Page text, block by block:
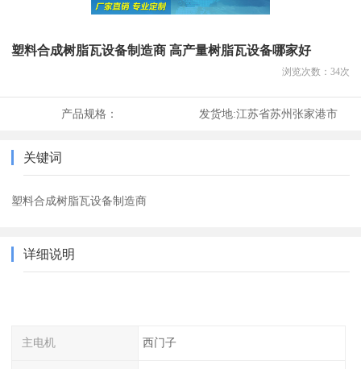
塑料合成树脂瓦设备制造商 高产量树脂瓦设备哪家好
浏览次数： 34次
产品规格： 发货地:江苏省苏州张家港市
关键词
塑料合成树脂瓦设备制造商
详细说明
主电机 西门子